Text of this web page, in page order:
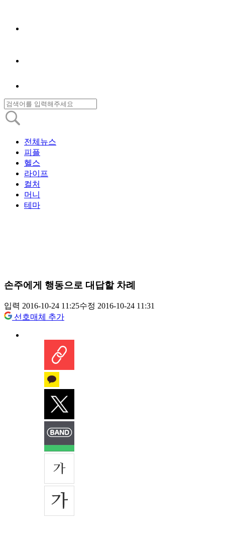
전체뉴스
피플
헬스
라이프
컬처
머니
테마
손주에게 행동으로 대답할 차례
입력 2016-10-24 11:25수정 2016-10-24 11:31
선호매체 추가